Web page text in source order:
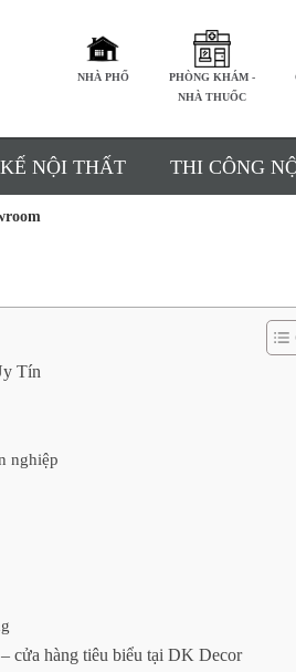
NHÀ PHỐ
PHÒNG KHÁM -
NHÀ THUỐC
NỘI THẤT THI CÔNG
Tín
nghiệp
cửa hàng tiêu biểu tại DK Decor